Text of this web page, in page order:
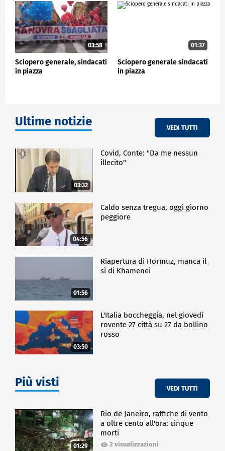
pubblico. Quando si governa sulle emergenze
significa che i problemi non si vogliono risolvere
perché sulle emergenze si mangiano i soldi".
Nel giorno dello sciopero generale del pubblico
impiego sono in programma manifestazioni in 40
città.
03:58
Sciopero generale, sindacati
in piazza
01:37
Sciopero generale sindacati
in piazza
Ultime notizie VEDI TUTTI
03:32
Covid, Conte: "Da me nessun
illecito"
04:56
Caldo senza tregua, oggi giorno
peggiore
01:56
Riapertura di Hormuz, manca il
sì di Khamenei
03:50
L'Italia boccheggia, nel giovedì
rovente 27 città su 27 da bollino
rosso
Più visti VEDI TUTTI
01:29
Rio de Janeiro, raffiche di vento
a oltre cento all'ora: cinque
morti
2 visualizzazioni